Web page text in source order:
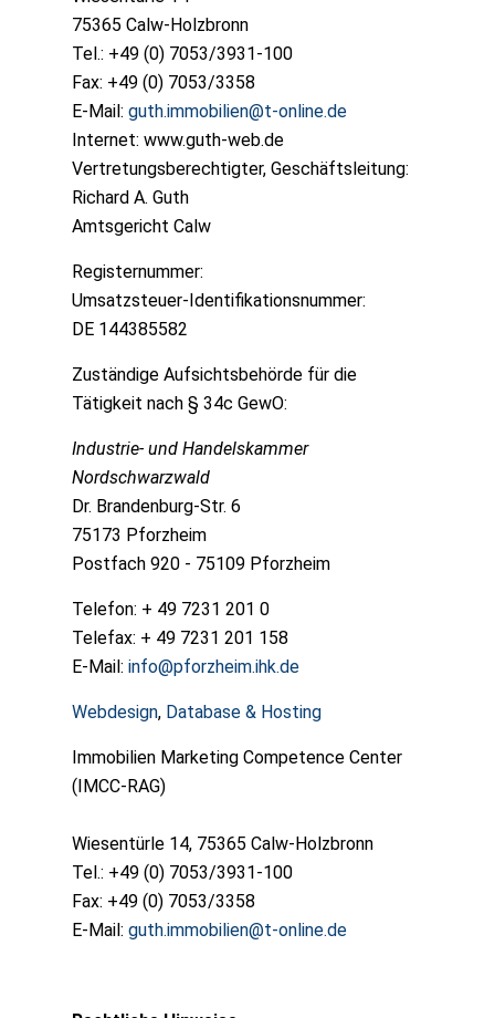
75365 Calw-Holzbronn
Tel.: +49 (0) 7053/3931-100
Fax: +49 (0) 7053/3358
E-Mail: guth.immobilien@t-online.de
Internet: www.guth-web.de
Vertretungsberechtigter, Geschäftsleitung:
Richard A. Guth
Amtsgericht Calw
Registernummer:
Umsatzsteuer-Identifikationsnummer:
DE 144385582
Zuständige Aufsichtsbehörde für die
Tätigkeit nach § 34c GewO:
Industrie- und Handelskammer
Nordschwarzwald
Dr. Brandenburg-Str. 6
75173 Pforzheim
Postfach 920 - 75109 Pforzheim
Telefon: + 49 7231 201 0
Telefax: + 49 7231 201 158
E-Mail: info@pforzheim.ihk.de
Webdesign, Database & Hosting
Immobilien Marketing Competence Center
(IMCC-RAG)
Wiesentürle 14, 75365 Calw-Holzbronn
Tel.: +49 (0) 7053/3931-100
Fax: +49 (0) 7053/3358
E-Mail: guth.immobilien@t-online.de